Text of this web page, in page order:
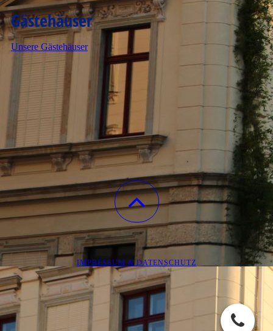
Gästehäuser
Unsere Gästehäuser
IMPRESSUM & DATENSCHUTZ